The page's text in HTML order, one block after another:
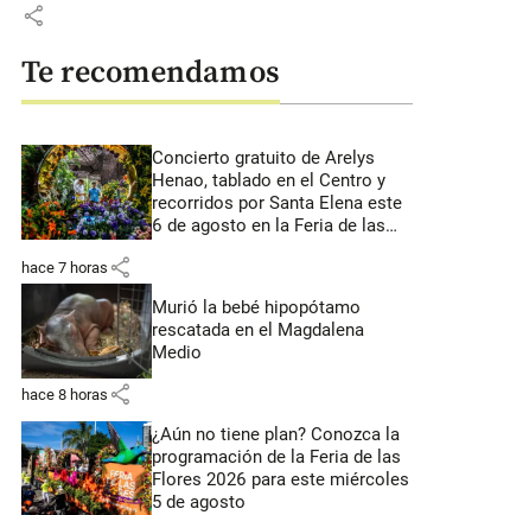
share
Te recomendamos
Concierto gratuito de Arelys
Henao, tablado en el Centro y
recorridos por Santa Elena este
6 de agosto en la Feria de las
hace 7 horas share
Murió la bebé hipopótamo
rescatada en el Magdalena
Medio
hace 8 horas share
¿Aún no tiene plan? Conozca la
programación de la Feria de las
Flores 2026 para este miércoles
5 de agosto